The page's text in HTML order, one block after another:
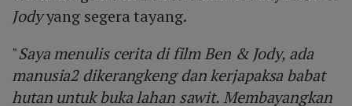
Jodyyang segera tayang.
"Saya menulis cerita di film Ben & Jody, ada
manusia2 dikerangkeng dan kerjapaksa babat
hutan untuk buka lahan sawit. Membayangkan